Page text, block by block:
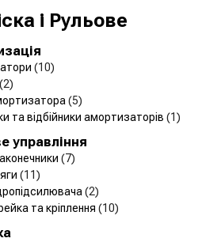
і Рульове
(10)
(2)
(5)
та відбійники амортизаторів (1)
управління
(7)
(11)
(2)
та кріплення (10)